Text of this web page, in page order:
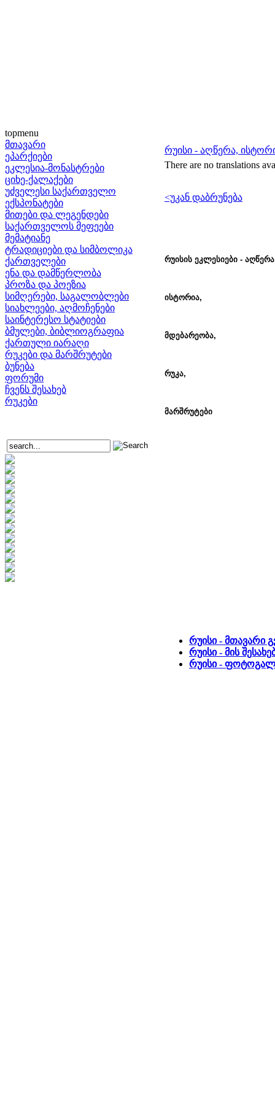
topmenu
მთავარი
ეპარქიები
ეკლესია-მონასტრები
ციხე-ქალაქები
უძველესი საქართველო
ექსპონატები
მითები და ლეგენდები
საქართველოს მეფეები
მემატიანე
ტრადიციები და სიმბოლიკა
ქართველები
ენა და დამწერლობა
პროზა და პოეზია
სიმღერები, საგალობლები
სიახლეები, აღმოჩენები
საინტერესო სტატიები
ბმულები, ბიბლიოგრაფია
ქართული იარაღი
რუკები და მარშრუტები
ბუნება
ფორუმი
ჩვენს შესახებ
რუკები
რუისი - აღწერა,
There are no translations
<უკან დაბრუნება
რუისის ეკლესიები -
ისტორია,
მდებარეობა,
რუკა,
მარშრუტები
რუისი - მთავარი
რუისი - მის
რუისი -